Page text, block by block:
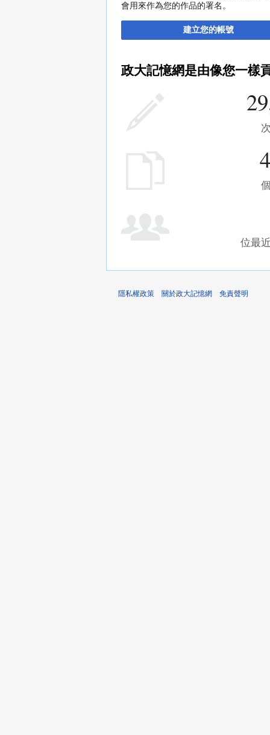
會用來作為您的作品的署名。
建立您的帳號
政大記憶網是由像您一樣
位最
隱私權政策 關於政大記憶網 免責聲明